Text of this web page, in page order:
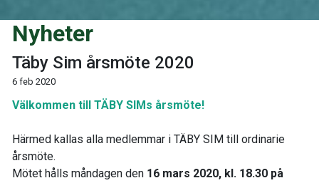
Nyheter
Täby Sim årsmöte 2020
6 feb 2020
Välkommen till TÄBY SIMs årsmöte!
Härmed kallas alla medlemmar i TÄBY SIM till ordinarie
årsmöte.
Mötet hålls måndagen den 16 mars 2020, kl. 18.30 på